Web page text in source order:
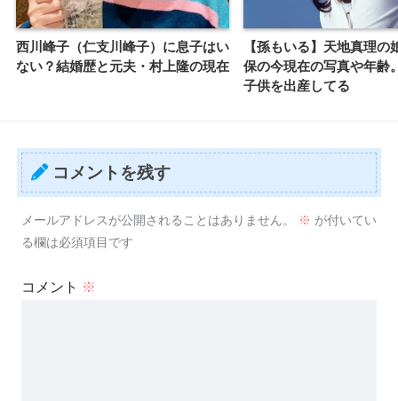
西川峰子（仁支川峰子）に息子はい
ない？結婚歴と元夫・村上隆の現在
【孫もいる】天地真理の
保の今現在の写真や年齢
子供を出産してる
コメントを残す
メールアドレスが公開されることはありません。 ※ が付いてい
る欄は必須項目です
コメント ※